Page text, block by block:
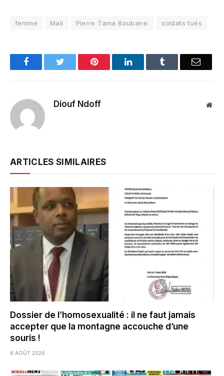
femme Mali Pierre Tama Boubane. soldats tués
FacebookTwitter Pinterest LinkedInTumblr Email
Diouf Ndoff
ARTICLES SIMILAIRES
Dossier de l’homosexualité : il ne faut jamais
accepter que la montagne accouche d’une
souris !
8 AOÛT 2026